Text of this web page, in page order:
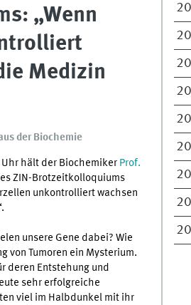
„Wenn
Medizin
der Biochemie
hält der Biochemiker Prof.
ZIN-Brotzeitkolloquiums
unkontrolliert wachsen
unsere Gene dabei? Wie
von Tumoren ein Mysterium.
deren Entstehung und
sehr erfolgreiche
viel im Halbdunkel mit ihr